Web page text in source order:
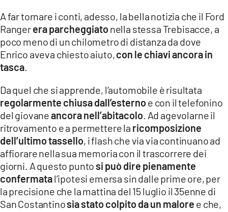
A far tornare i conti, adesso, la bella notizia che il Ford
Rangerera parcheggiatonella stessa Trebisacce, a
poco meno di un chilometro di distanza da dove
Enrico aveva chiesto aiuto,con le chiavi ancora in
tasca
Da quel che si apprende, l’automobile è risultata
regolarmente chiusa dall’esternoe con il telefonino
del giovaneancora nell’abitacolo. Ad agevolarne il
ritrovamento e a permettere la ricomposizione
dell’ultimo tassello, i flash che via via continuano ad
affiorare nella sua memoria con il trascorrere dei
giorni. A questo punto si può dire pienamente
confermatal’ipotesi emersa sin dalle prime ore, per
la precisione che la mattina del 15 luglio il 35enne di
San Costantinosia statocolpito da un malore e che,